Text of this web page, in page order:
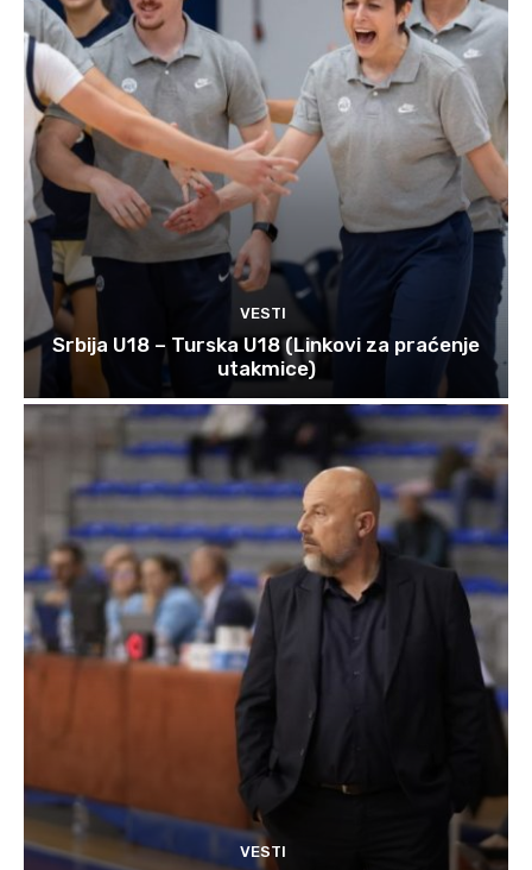
VESTI
Srbija U18 – Turska U18 (Linkovi za praćenje
utakmice)
VESTI